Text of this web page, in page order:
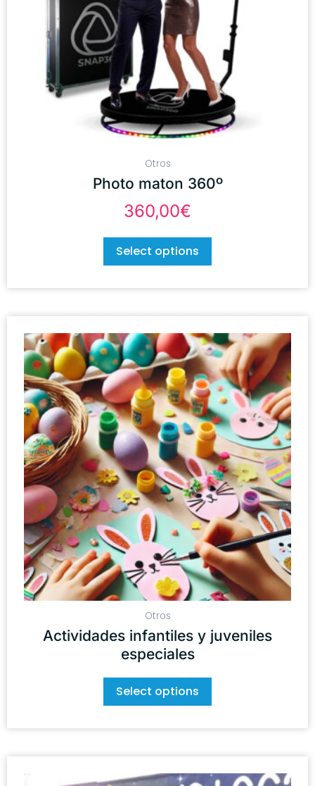
Otros
Photo maton 360º
360,00€
Select options
Otros
Actividades infantiles y juveniles
especiales
Select options